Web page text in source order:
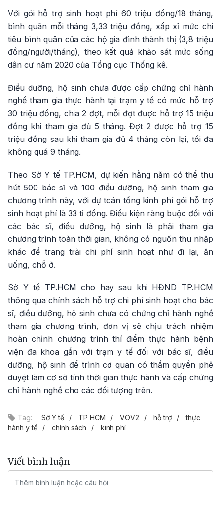
Với gói hỗ trợ sinh hoạt phí 60 triệu đồng/18 tháng,
bình quân mỗi tháng 3,33 triệu đồng, xấp xỉ mức chi
tiêu bình quân của các hộ gia đình thành thị (3,8 triệu
đồng/người/tháng), theo kết quả khảo sát mức sống
dân cư năm 2020 của Tổng cục Thống kê.
Điều dưỡng, hộ sinh chưa được cấp chứng chỉ hành
nghề tham gia thực hành tại trạm y tế có mức hỗ trợ
30 triệu đồng, chia 2 đợt, mỗi đợt được hỗ trợ 15 triệu
đồng khi tham gia đủ 5 tháng. Đợt 2 được hỗ trợ 15
triệu đồng sau khi tham gia đủ 4 tháng còn lại, tối đa
không quá 9 tháng.
Theo Sở Y tế TP.HCM, dự kiến hằng năm có thể thu
hút 500 bác sĩ và 100 điều dưỡng, hộ sinh tham gia
chương trình này, với dự toán tổng kinh phí gói hỗ trợ
sinh hoạt phí là 33 tỉ đồng. Điều kiện ràng buộc đối với
các bác sĩ, điều dưỡng, hộ sinh là phải tham gia
chương trình toàn thời gian, không có nguồn thu nhập
khác để trang trải chi phí sinh hoạt như đi lại, ăn
uống, chỗ ở.
Sở Y tế TP.HCM cho hay sau khi HĐND TP.HCM
thông qua chính sách hỗ trợ chi phí sinh hoạt cho bác
sĩ, điều dưỡng, hộ sinh chưa có chứng chỉ hành nghề
tham gia chương trình, đơn vị sẽ chịu trách nhiệm
hoàn chỉnh chương trình thí điểm thực hành bệnh
viện đa khoa gắn với trạm y tế đối với bác sĩ, điều
dưỡng, hộ sinh để trình cơ quan có thẩm quyền phê
duyệt làm cơ sở tính thời gian thực hành và cấp chứng
chỉ hành nghề cho các đối tượng trên.
Tag: Sở Y tế TP HCM VOV2 hỗ trợ
thực
hành y tế
chính sách kinh phí
Viết bình luận